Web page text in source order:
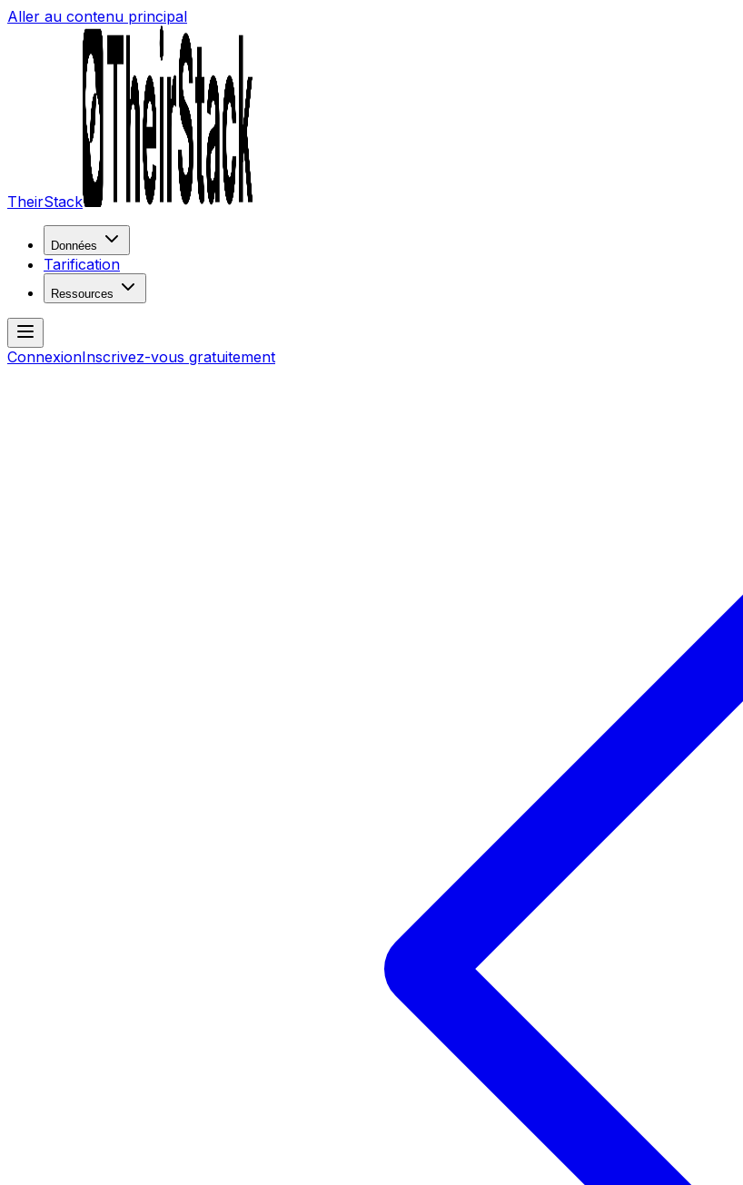
Aller au contenu principal
TheirStack
Données
Tarification
Ressources
ConnexionInscrivez-vous gratuitement